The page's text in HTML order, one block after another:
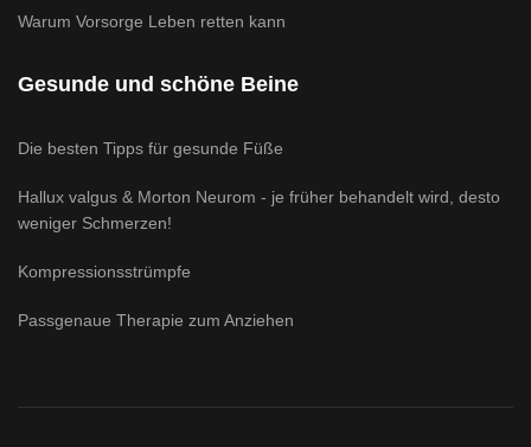
Warum Vorsorge Leben retten kann
Gesunde und schöne Beine
Die besten Tipps für gesunde Füße
Hallux valgus & Morton Neurom - je früher behandelt wird, desto
weniger Schmerzen!
Kompressionsstrümpfe
Passgenaue Therapie zum Anziehen